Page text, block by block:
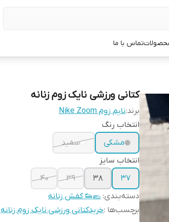
تماس با ما
کتانی ورزشی نایک زوم زنانه
برند:نایم زوم Nike Zoom
انتخاب رنگ
مشکی
سفید
انتخاب سایز
۳۷
38
39
40
دسته‌بندی: 🥿👟 کفش زنانه
برچسب‌ها :خریدکتانی ورزشی نایک زوم زنانه